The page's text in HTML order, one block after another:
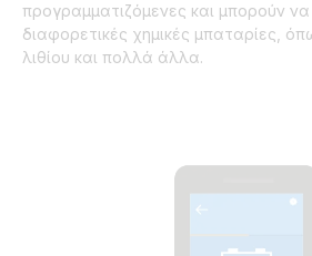
προγραμματιζόμενες και μπορούν να
διαφορετικές χημικές μπαταρίες,
λιθίου και πολλά άλλα.